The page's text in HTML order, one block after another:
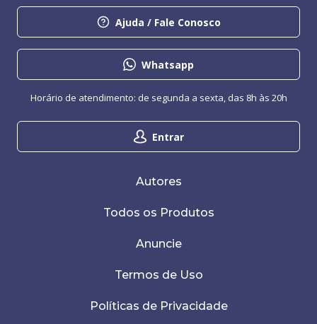
Ajuda / Fale Conosco
Whatsapp
Entrar
Horário de atendimento: de segunda a sexta, das 8h às 20h
Autores
Todos os Produtos
Anuncie
Termos de Uso
Políticas de Privacidade